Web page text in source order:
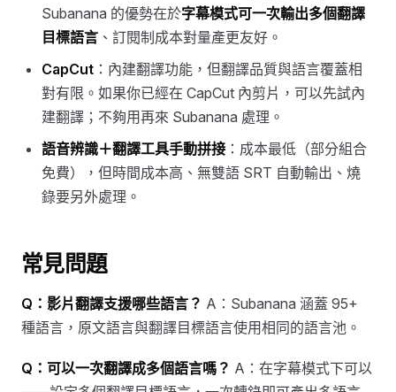
Subanana 的優勢在於字幕模式可一次輸出多個翻譯
目標語言 、訂閱制成本對量產更友好。
CapCut ：內建翻譯功能，但翻譯品質與語言覆蓋相
對有限。如果你已經在 CapCut 內剪片，可以先試內
建翻譯；不夠用再來 Subanana 處理。
語音辨識＋翻譯工具手動拼接 ：成本最低（部分組合
免費），但時間成本高、無雙語 SRT 自動輸出、燒
錄要另外處理。
常見問題
Q：影片翻譯支援哪些語言？ A：Subanana 涵蓋 95+
種語言，原文語言與翻譯目標語言使用相同的語言池。
Q：可以一次翻譯成多個語言嗎？ A：在字幕模式下可以